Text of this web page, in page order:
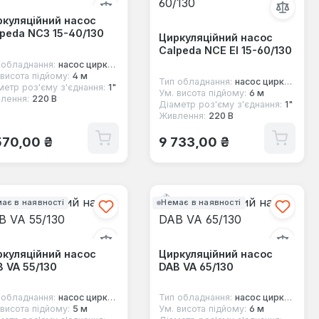
насос
NC3 15-40/130
насос циркуляційний
підйому: 4 м
роз'єму з'єднання: 1"
220 В
ціна:
₴
Циркуляційний насос
Calpeda NCE EI 15-60/130
Тип обладнання: насос циркуляційний
Ум. висота підйому: 6 м
Діаметр роз'єму з'єднання: 1"
Живлення: 220 В
Звичайна ціна:
9 733,00 ₴
в наявності
насос
VA 55/130
насос циркуляційний
підйому: 5 м
Немає в наявності
Циркуляційний насос
DAB VA 65/130
Тип обладнання: насос циркуляційний
Ум. висота підйому: 6 м